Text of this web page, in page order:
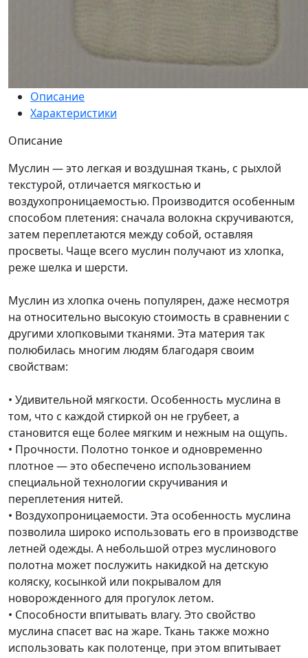
Описание
Характеристики
Описание
Муслин — это легкая и воздушная ткань, с рыхлой
текстурой, отличается мягкостью и
воздухопроницаемостью. Производится особенным
способом плетения: сначала волокна скручиваются,
затем переплетаются между собой, оставляя
просветы. Чаще всего муслин получают из хлопка,
реже шелка и шерсти.
Муслин из хлопка очень популярен, даже несмотря
на относительно высокую стоимость в сравнении с
другими хлопковыми тканями. Эта материя так
полюбилась многим людям благодаря своим
свойствам:
• Удивительной мягкости. Особенность муслина в
том, что с каждой стиркой он не грубеет, а
становится еще более мягким и нежным на ощупь.
• Прочности. Полотно тонкое и одновременно
плотное — это обеспечено использованием
специальной технологии скручивания и
переплетения нитей.
• Воздухопроницаемости. Эта особенность муслина
позволила широко использовать его в производстве
летней одежды. А небольшой отрез муслинового
полотна может послужить накидкой на детскую
коляску, косынкой или покрывалом для
новорожденного для прогулок летом.
• Способности впитывать влагу. Это свойство
муслина спасет вас на жаре. Ткань также можно
использовать как полотенце, при этом впитывает